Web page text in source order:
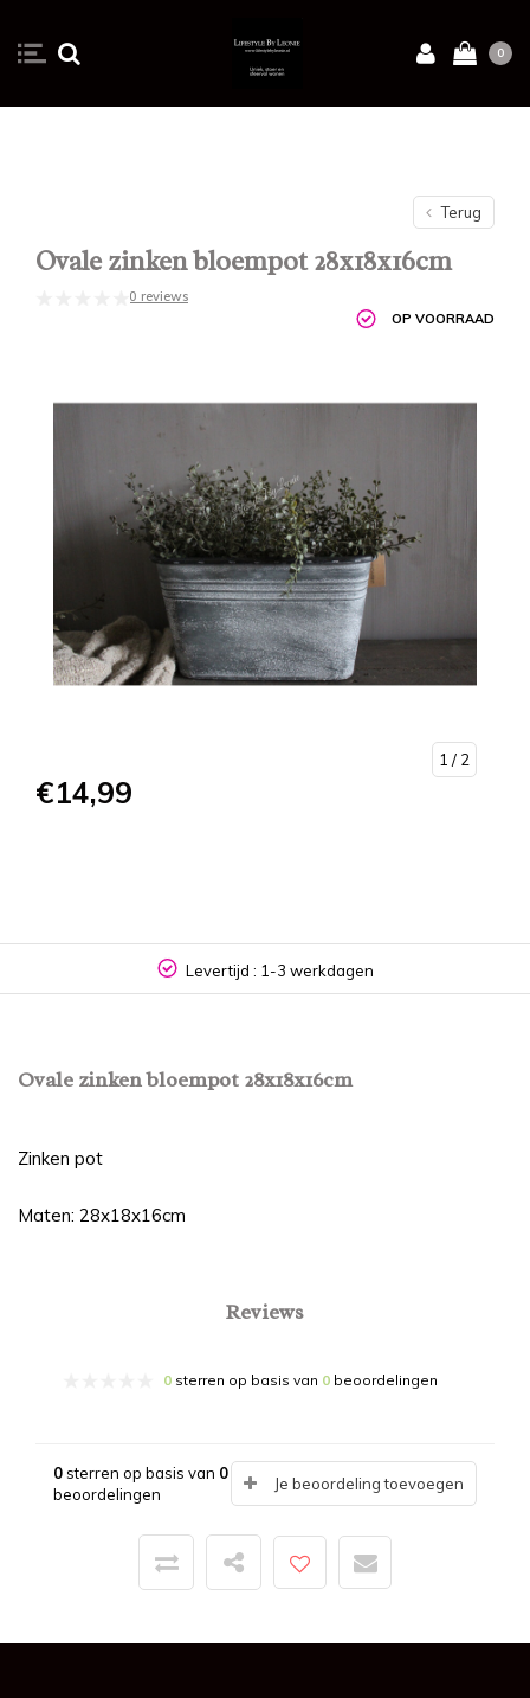
0
Terug
Ovale zinken bloempot 28x18x16cm
0 reviews
OP VOORRAAD
1 / 2
€14,99
Levertijd : 1-3 werkdagen
Ovale zinken bloempot 28x18x16cm
Zinken pot
Maten: 28x18x16cm
Reviews
0 sterren op basis van 0 beoordelingen
0sterren op basis van 0
beoordelingen
Je beoordeling toevoegen